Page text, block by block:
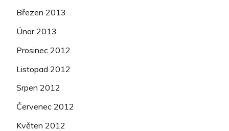
Březen 2013
Únor 2013
Prosinec 2012
Listopad 2012
Srpen 2012
Červenec 2012
Květen 2012